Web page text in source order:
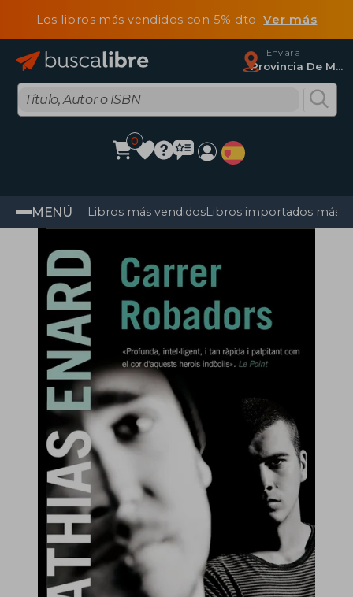
Los libros más vendidos con 5% dtoVer más
Enviar a
Provincia De Madrid
0
MENÚ Libros más vendidosLibros importados más